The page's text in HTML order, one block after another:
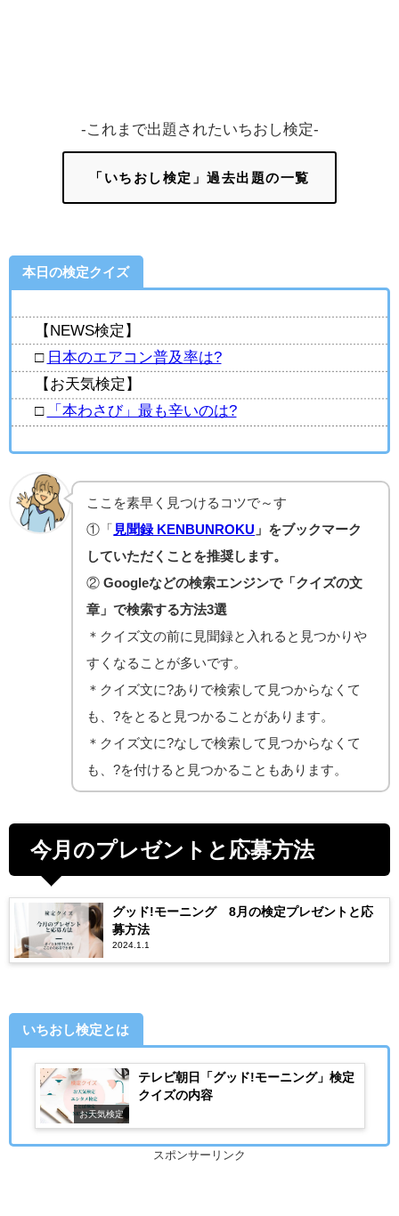
-これまで出題されたいちおし検定-
「いちおし検定」過去出題の一覧
本日の検定クイズ
【NEWS検定】
□ 日本のエアコン普及率は?
【お天気検定】
□
「本わさび」最も辛いのは?
ここを素早く見つけるコツで～す
①「 見聞録 KENBUNROKU 」をブックマーク
していただくことを推奨します。
②Googleなどの検索エンジンで「クイズの文
章」で検索する方法3選
＊クイズ文の前に見聞録と入れると見つかりや
すくなることが多いです。
＊クイズ文に?ありで検索して見つからなくて
も、?をとると見つかることがあります。
＊クイズ文に?なしで検索して見つからなくて
も、?を付けると見つかることもあります。
今月のプレゼントと応募方法
グッド!モーニング 8月の検定プレゼントと応
募方法
2024.1.1
いちおし検定とは
お天気検定
テレビ朝日「グッド!モーニング」検定
クイズの内容
スポンサーリンク